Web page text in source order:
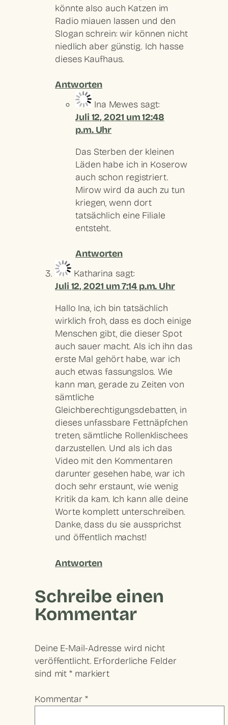
könnte also auch Katzen im
Radio miauen lassen und den
Slogan schrein: wir können nicht
niedlich aber günstig. Ich hasse
dieses Kaufhaus.
Antworten
Ina Mewes sagt:
Juli 12, 2021 um 12:48
p.m. Uhr
Das Sterben der kleinen
Läden habe ich in Koserow
auch schon registriert.
Mirow wird da auch zu tun
kriegen, wenn dort
tatsächlich eine Filiale
entsteht.
Antworten
Katharina sagt:
Juli 12, 2021 um 7:14 p.m. Uhr
Hallo Ina, ich bin tatsächlich
wirklich froh, dass es doch einige
Menschen gibt, die dieser Spot
auch sauer macht. Als ich ihn das
erste Mal gehört habe, war ich
auch etwas fassungslos. Wie
kann man, gerade zu Zeiten von
sämtliche
Gleichberechtigungsdebatten, in
dieses unfassbare Fettnäpfchen
treten, sämtliche Rollenklischees
darzustellen. Und als ich das
Video mit den Kommentaren
darunter gesehen habe, war ich
doch sehr erstaunt, wie wenig
Kritik da kam. Ich kann alle deine
Worte komplett unterschreiben.
Danke, dass du sie aussprichst
und öffentlich machst!
Antworten
Schreibe einen
Kommentar
Deine E-Mail-Adresse wird nicht
veröffentlicht. Erforderliche Felder
sind mit* markiert
Kommentar*